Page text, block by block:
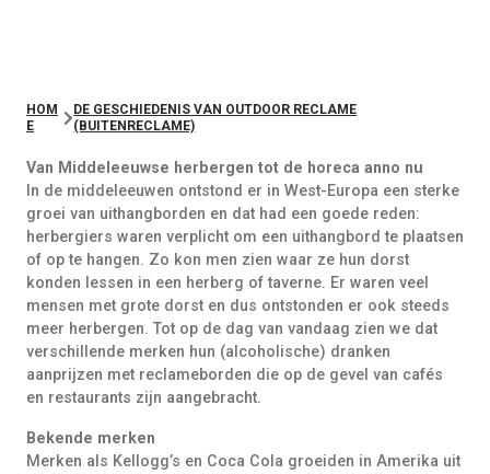
HOM
E
DE GESCHIEDENIS VAN OUTDOOR RECLAME
(BUITENRECLAME)
Van Middeleeuwse herbergen tot de horeca anno nu
In de middeleeuwen ontstond er in West-Europa een sterke
groei van uithangborden en dat had een goede reden:
herbergiers waren verplicht om een uithangbord te plaatsen
of op te hangen. Zo kon men zien waar ze hun dorst
konden lessen in een herberg of taverne. Er waren veel
mensen met grote dorst en dus ontstonden er ook steeds
meer herbergen. Tot op de dag van vandaag zien we dat
verschillende merken hun (alcoholische) dranken
aanprijzen met reclameborden die op de gevel van cafés
en restaurants zijn aangebracht.
Bekende merken
Merken als Kellogg’s en Coca Cola groeiden in Amerika uit